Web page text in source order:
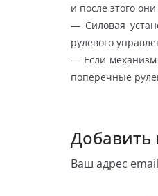
и после этого
— Силовая
рулевого
— Если механизм
поперечные
Добавить
Ваш адрес